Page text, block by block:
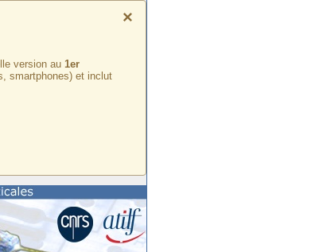
×
version au 1er
smartphones) et inclut